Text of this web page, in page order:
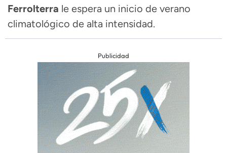
Ferrolterra le espera un inicio de verano
climatológico de alta intensidad.
Publicidad